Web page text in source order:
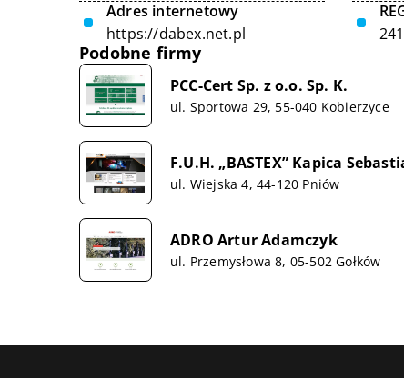
Adres internetowy
https://dabex.net.pl
Podobne firmy
PCC-Cert Sp. z o.o. Sp. K.
ul. Sportowa 29, 55-040 Kobierzyce
F.U.H. „BASTEX” Kapica
ul. Wiejska 4, 44-120 Pniów
ADRO Artur Adamczyk
ul. Przemysłowa 8, 05-502 Gołków